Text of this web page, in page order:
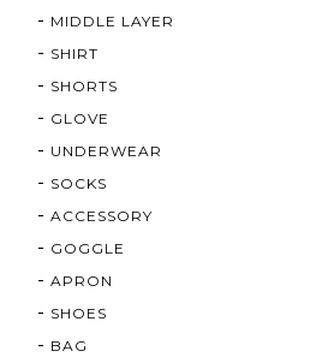
MIDDLE LAYER
SHIRT
SHORTS
GLOVE
UNDERWEAR
SOCKS
ACCESSORY
GOGGLE
APRON
SHOES
BAG